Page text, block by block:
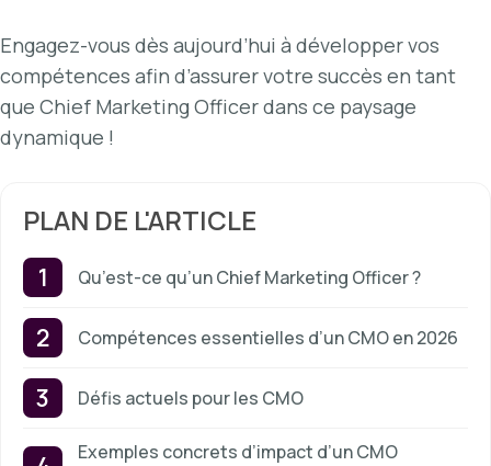
Engagez-vous dès aujourd’hui à développer vos
compétences afin d’assurer votre succès en tant
que Chief Marketing Officer dans ce paysage
dynamique !
PLAN DE L'ARTICLE
Qu’est-ce qu’un Chief Marketing Officer ?
Compétences essentielles d’un CMO en 2026
Défis actuels pour les CMO
Exemples concrets d’impact d’un CMO